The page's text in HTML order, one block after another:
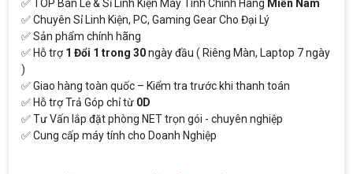
✅ TOP Bán Lẻ & Sỉ Linh Kiện Máy Tính Chính Hãng Miền Nam
✅ Chuyên Sỉ Linh Kiện, PC, Gaming Gear Cho Đại Lý
✅ Sản phẩm chính hãng
✅ Hỗ trợ1 Đổi 1 trong 30ngày đầu ( Riêng Màn, Laptop 7 ngày
)
✅ Giao hàng toàn quốc – Kiểm tra trước khi thanh toán
✅ Hỗ trợ Trả Góp chỉ từ 0D
✅ Tư Vấn lắp đặt phòng NET trọn gói - chuyên nghiệp
✅ Cung cấp máy tính cho Doanh Nghiệp